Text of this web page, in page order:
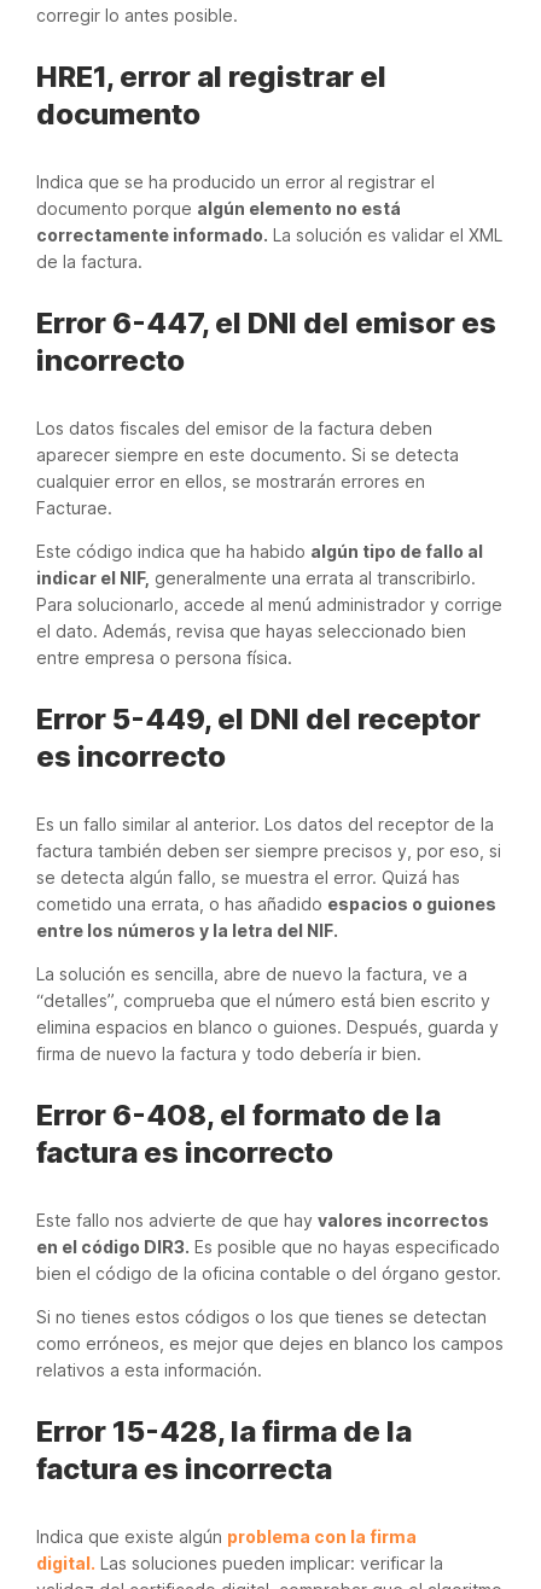
corregir lo antes posible.
HRE1, error al registrar el
documento
Indica que se ha producido un error al registrar el
documento porque algún elemento no está
correctamente informado. La solución es validar el XML
de la factura.
Error 6-447, el DNI del emisor es
incorrecto
Los datos fiscales del emisor de la factura deben
aparecer siempre en este documento. Si se detecta
cualquier error en ellos, se mostrarán errores en
Facturae.
Este código indica que ha habido algún tipo de fallo al
indicar el NIF, generalmente una errata al transcribirlo.
Para solucionarlo, accede al menú administrador y corrige
el dato. Además, revisa que hayas seleccionado bien
entre empresa o persona física.
Error 5-449, el DNI del receptor
es incorrecto
Es un fallo similar al anterior. Los datos del receptor de la
factura también deben ser siempre precisos y, por eso, si
se detecta algún fallo, se muestra el error. Quizá has
cometido una errata, o has añadido espacios o guiones
entre los números y la letra del NIF.
La solución es sencilla, abre de nuevo la factura, ve a
“detalles”, comprueba que el número está bien escrito y
elimina espacios en blanco o guiones. Después, guarda y
firma de nuevo la factura y todo debería ir bien.
Error 6-408, el formato de la
factura es incorrecto
Este fallo nos advierte de que hay valores incorrectos
en el código DIR3. Es posible que no hayas especificado
bien el código de la oficina contable o del órgano gestor.
Si no tienes estos códigos o los que tienes se detectan
como erróneos, es mejor que dejes en blanco los campos
relativos a esta información.
Error 15-428, la firma de la
factura es incorrecta
Indica que existe algún problema con la firma
digital. Las soluciones pueden implicar: verificar la